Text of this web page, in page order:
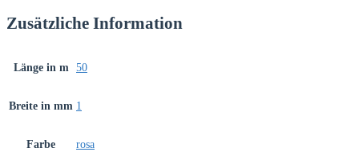
Zusätzliche Information
Länge in m 50
Breite in mm 1
Farbe rosa